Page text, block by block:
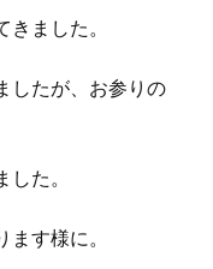
ました。
したが、お参りの
た。
す様に。